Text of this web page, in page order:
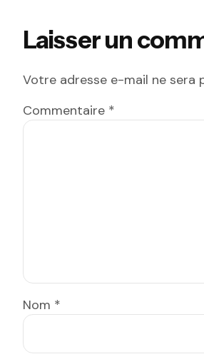
Laisser un
Votre adresse e-mail ne sera
Commentaire *
Nom *